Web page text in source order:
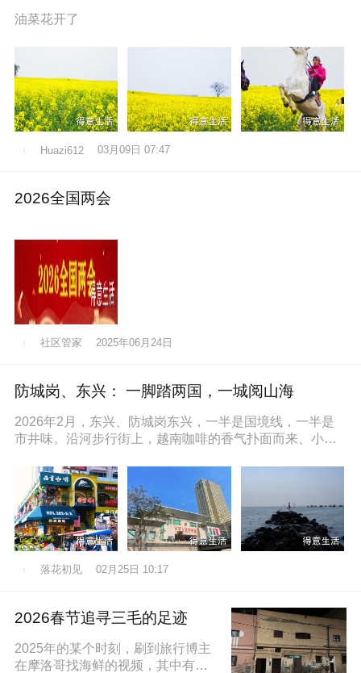
油菜花开了
Huazi612 03月09日 07:47
2026全国两会
社区管家 2025年06月24日
防城岗、东兴： 一脚踏两国，一城阅山海
2026年2月，东兴、防城岗东兴，一半是国境线，一半是
市井味。沿河步行街上，越南咖啡的香气扑面而来、小摊
落花初见 02月25日 10:17
2026春节追寻三毛的足迹
2025年的某个时刻，刷到旅行博主
在摩洛哥找海鲜的视频，其中有个